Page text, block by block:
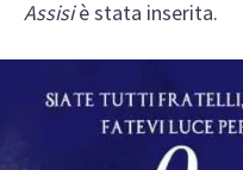
Assisiè stata inserita.